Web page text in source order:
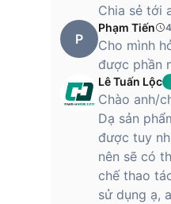
chắc chắn nhờ thiết kế rất
Bàn phím số riêng biệt,
Bàn phím trên laptop Asus
công thái học, tối ưu vị trí
phím. Các phím rất chắc
1,4mm giúp tốc độ gõ nhanh
Chia sẻ tới
P
Phạm Tiến
Cho mình
được phần
Lê Tuấn Lộc
Chào anh/
Dạ sản
được tuy
nên sẽ có
chế thao
sử dụng ạ,